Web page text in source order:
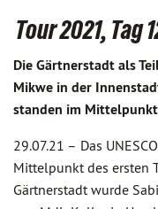
Tour 2021, Tag
Die Gärtnerstadt als
Mikwe in der
standen im Mittelpunkt
29.07.21 – Das
Mittelpunkt des ersten
Gärtnerstadt wurde